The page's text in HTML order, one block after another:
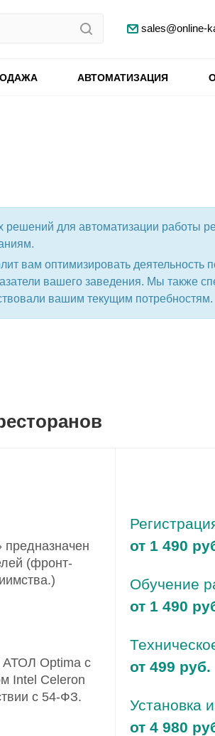
sales@online-
АВТОМАТИЗАЦИЯ
для автоматизации работы
вам оптимизировать
вашего заведения. Мы
вашим текущим потребностям.
(фронт-
АТОЛ Optima с
Intel Celeron
с 54-ФЗ.
от 1 490
Обучение
от 1 490
от 499 руб.
Установка
от 4 980